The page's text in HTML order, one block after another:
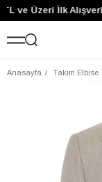
ve Üzeri İlk
Anasayfa Takım Elbise